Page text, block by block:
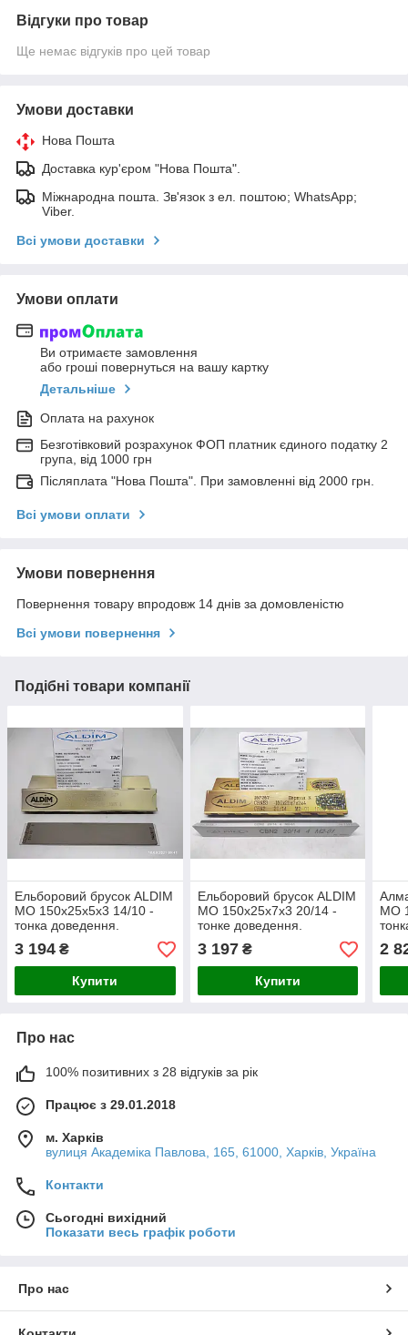
Відгуки про товар
Ще немає відгуків про цей товар
Умови доставки
Нова Пошта
Доставка кур'єром "Нова Пошта".
Міжнародна пошта. Зв'язок з ел. поштою; WhatsApp;
Viber.
Всі умови доставки
Умови оплати
Ви отримаєте замовлення
або гроші повернуться на вашу картку
Детальніше
Оплата на рахунок
Безготівковий розрахунок ФОП платник єдиного податку 2
група, від 1000 грн
Післяплата "Нова Пошта". При замовленні від 2000 грн.
Всі умови оплати
Умови повернення
Повернення товару впродовж 14 днів за домовленістю
Всі умови повернення
Подібні товари компанії
Ельборовий брусок ALDIM
МО 150х25х5х3 14/10 -
тонка доведення.
3 194 ₴
Купити
Ельборовий брусок ALDIM
МО 150х25х7х3 20/14 -
тонке доведення.
3 197₴
Купити
МО
2
Про нас
100% позитивних з 28 відгуків за рік
Працює з 29.01.2018
м. Харків
вулиця Академіка Павлова, 165, 61000, Харків, Україна
Контакти
Сьогодні вихідний
Показати весь графік роботи
Про нас